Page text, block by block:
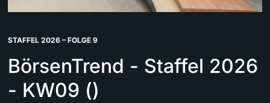
STAFFEL 2026 – FOLGE 9
BörsenTrend - Staffel 2026
- KW09 ()